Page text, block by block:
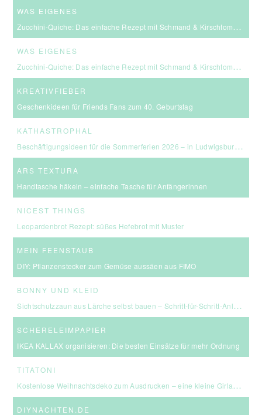
WAS EIGENES
Zucchini-Quiche: Das einfache Rezept mit Schmand & Kirschtomaten
WAS EIGENES
Zucchini-Quiche: Das einfache Rezept mit Schmand & Kirschtomaten
KREATIVFIEBER
Geschenkideen für Friends Fans zum 40. Geburtstag
KATHASTROPHAL
Beschäftigungsideen für die Sommerferien 2026 – in Ludwigsburg, Stuttgart & Umgebung
ARS TEXTURA
Handtasche häkeln – einfache Tasche für Anfängerinnen
NICEST THINGS
Leopardenbrot Rezept: süßes Hefebrot mit Muster
MEIN FEENSTAUB
DIY: Pflanzenstecker zum Gemüse aussäen aus FIMO
BONNY UND KLEID
Sichtschutzzaun aus Lärche selbst bauen – Schritt-für-Schritt-Anleitung & Kosten
SCHERELEIMPAPIER
IKEA KALLAX organisieren: Die besten Einsätze für mehr Ordnung
TITATONI
Kostenlose Weihnachtsdeko zum Ausdrucken – eine kleine Girlande für euer Zuhause ☆
DIYNACHTEN.DE